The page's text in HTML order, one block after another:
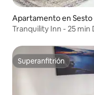
Apartamento en Sesto
Tranquility Inn - 25 min
Superanfitrión
Superanfitrión